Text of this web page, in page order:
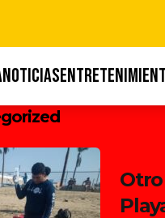
NOTICIAS